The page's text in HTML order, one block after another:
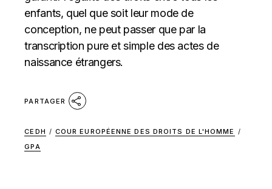
enfants, quel que soit leur mode de
conception, ne peut passer que par la
transcription pure et simple des actes de
naissance étrangers.
PARTAGER
CEDH / COUR EUROPÉENNE DES DROITS DE L'HOMME /
GPA